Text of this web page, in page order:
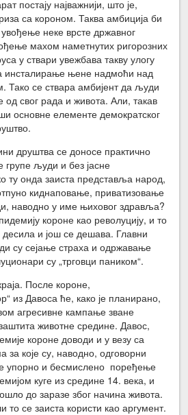
постају најважнији, што је,
са короном. Таква амбиција би
неке врсте државног
махом наметнутих ригорозних
у ствари увежбава такву улогу
инсталирање њене надмоћи над
Тако се ствара амбијент да људи
од свог рада и живота. Али, такав
основне елементе демократског
друштва се доносе практично
групе људи и без јасне
ту онда заиста представља народ,
киднаповање, приватизовање
наводно у име њиховог здравља?
короне као револуцију, и то
десила и још се дешава. Главни
су сејање страха и одржавање
су „трговци паником“.
После короне,
из Давоса ће, како је планирано,
агресивне кампање зване
животне средине. Давос,
короне доводи и у везу са
које су, наводно, одговорни
упорно и бесмислено поређење
куге из средине 14. века, и
до заразе због начина живота.
то се заиста користи као аргумент.